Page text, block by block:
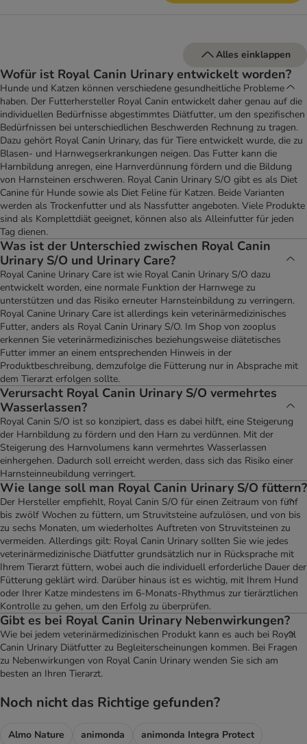
Alles einklappen
Wofür ist Royal Canin Urinary entwickelt worden?
Hunde und Katzen können verschiedene gesundheitliche Probleme
haben. Der Futterhersteller Royal Canin entwickelt daher genau auf die
individuellen Bedürfnisse abgestimmtes Diätfutter, um den spezifischen
Bedürfnissen bei unterschiedlichen Beschwerden Rechnung zu tragen.
Dazu gehört Royal Canin Urinary, das für Tiere entwickelt wurde, die zu
Blasen- und Harnwegserkrankungen neigen. Das Futter kann die
Harnbildung anregen, eine Harnverdünnung fördern und die Bildung
von Harnsteinen erschweren. Royal Canin Urinary S/O gibt es als Diet
Canine für Hunde sowie als Diet Feline für Katzen. Beide Varianten
werden als Trockenfutter und als Nassfutter angeboten. Viele Produkte
sind als Komplettdiät geeignet, können also als Alleinfutter für jeden
Tag dienen.
Was ist der Unterschied zwischen Royal Canin
Urinary S/O und Urinary Care?
Royal Canine Urinary Care ist wie Royal Canin Urinary S/O dazu
entwickelt worden, eine normale Funktion der Harnwege zu
unterstützen und das Risiko erneuter Harnsteinbildung zu verringern.
Royal Canine Urinary Care ist allerdings kein veterinärmedizinisches
Futter, anders als Royal Canin Urinary S/O. Im Shop von zooplus
erkennen Sie veterinärmedizinisches beziehungsweise diätetisches
Futter immer an einem entsprechenden Hinweis in der
Produktbeschreibung, demzufolge die Fütterung nur in Absprache mit
dem Tierarzt erfolgen sollte.
Verursacht Royal Canin Urinary S/O vermehrtes
Wasserlassen?
Royal Canin S/O ist so konzipiert, dass es dabei hilft, eine Steigerung
der Harnbildung zu fördern und den Harn zu verdünnen. Mit der
Steigerung des Harnvolumens kann vermehrtes Wasserlassen
einhergehen. Dadurch soll erreicht werden, dass sich das Risiko einer
Harnsteinneubildung verringert.
Wie lange soll man Royal Canin Urinary S/O füttern?
Der Hersteller empfiehlt, Royal Canin S/O für einen Zeitraum von fünf
bis zwölf Wochen zu füttern, um Struvitsteine aufzulösen, und von bis
zu sechs Monaten, um wiederholtes Auftreten von Struvitsteinen zu
vermeiden. Allerdings gilt: Royal Canin Urinary sollten Sie wie jedes
veterinärmedizinische Diätfutter grundsätzlich nur in Rücksprache mit
Ihrem Tierarzt füttern, wobei auch die individuell erforderliche Dauer der
Fütterung geklärt wird. Darüber hinaus ist es wichtig, mit Ihrem Hund
oder Ihrer Katze mindestens im 6-Monats-Rhythmus zur tierärztlichen
Kontrolle zu gehen, um den Erfolg zu überprüfen.
Gibt es bei Royal Canin Urinary Nebenwirkungen?
Wie bei jedem veterinärmedizinischen Produkt kann es auch bei Royal
Canin Urinary Diätfutter zu Begleiterscheinungen kommen. Bei Fragen
zu Nebenwirkungen von Royal Canin Urinary wenden Sie sich am
besten an Ihren Tierarzt.
Noch nicht das Richtige gefunden?
Almo Nature animonda
animonda Integra Protect